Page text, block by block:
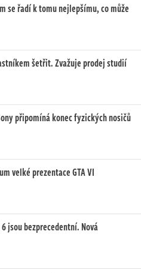
se řadí k tomu nejlepšímu, co může
šetřit. Zvažuje prodej studií
připomíná konec fyzických nosičů
velké prezentace GTA VI
jsou bezprecedentní. Nová